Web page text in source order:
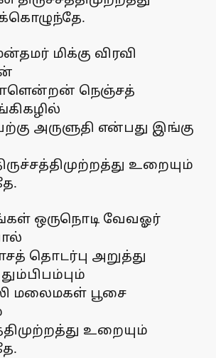
மிக்கு விரவி
நெஞ்சத்
அருளுதி என்பது இங்கு
உறையும்
ஒருநொடி வேவஓர்
தொடர்பு அறுத்து
மலைமகள் பூசை
உறையும்